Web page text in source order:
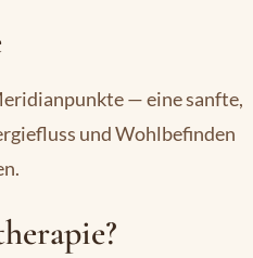
— eine sanfte,
und Wohlbefinden